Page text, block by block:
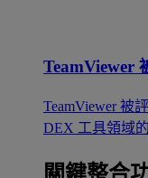
TeamViewer
TeamViewer 被
DEX 工具領域